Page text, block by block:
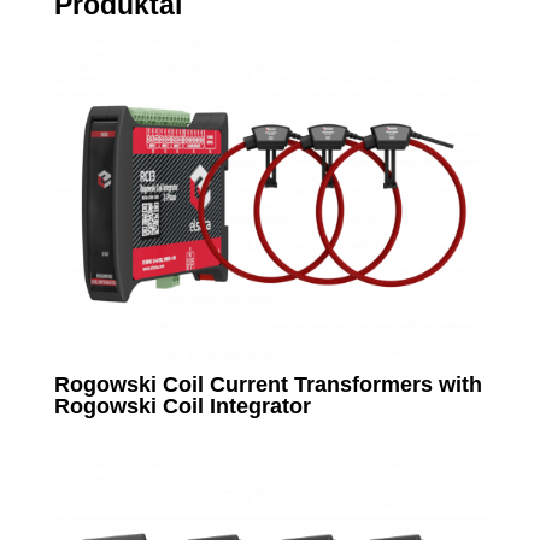
Rogowski Coil Current Transformers with
Rogowski Coil Integrator